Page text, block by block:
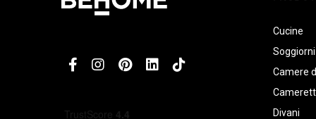
Cucine
Soggiorni
Camere
Divani